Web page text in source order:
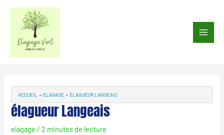
Aller
contenu
Main
ACCUEIL ELAGAGE ÉLAGUEUR LANGEAIS
élagueur Langeais
elagage /2 minutes de lecture
articles